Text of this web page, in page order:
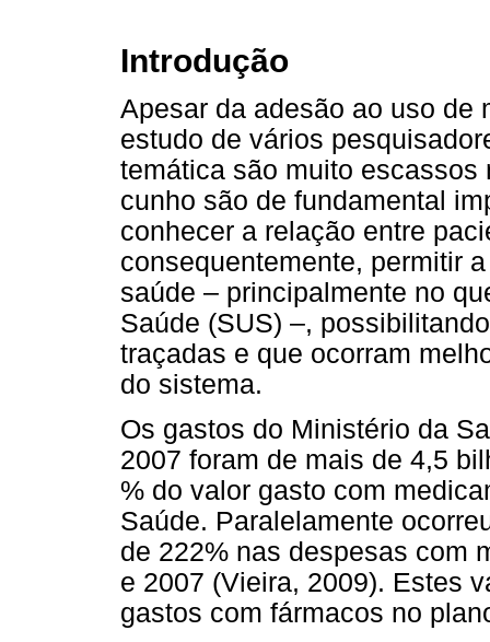
Introdução
Apesar da adesão ao uso de
estudo de vários
temática são muito
cunho são de fundamental
conhecer a relação entre
consequentemente, permitir
saúde – principalmente no
Saúde (SUS) –,
traçadas e que ocorram
do sistema.
Os gastos do Ministério da
2007 foram de mais de 4,5
% do valor gasto com
Saúde. Paralelamente
de 222% nas despesas com
e 2007 (Vieira, 2009). Estes
gastos com fármacos no